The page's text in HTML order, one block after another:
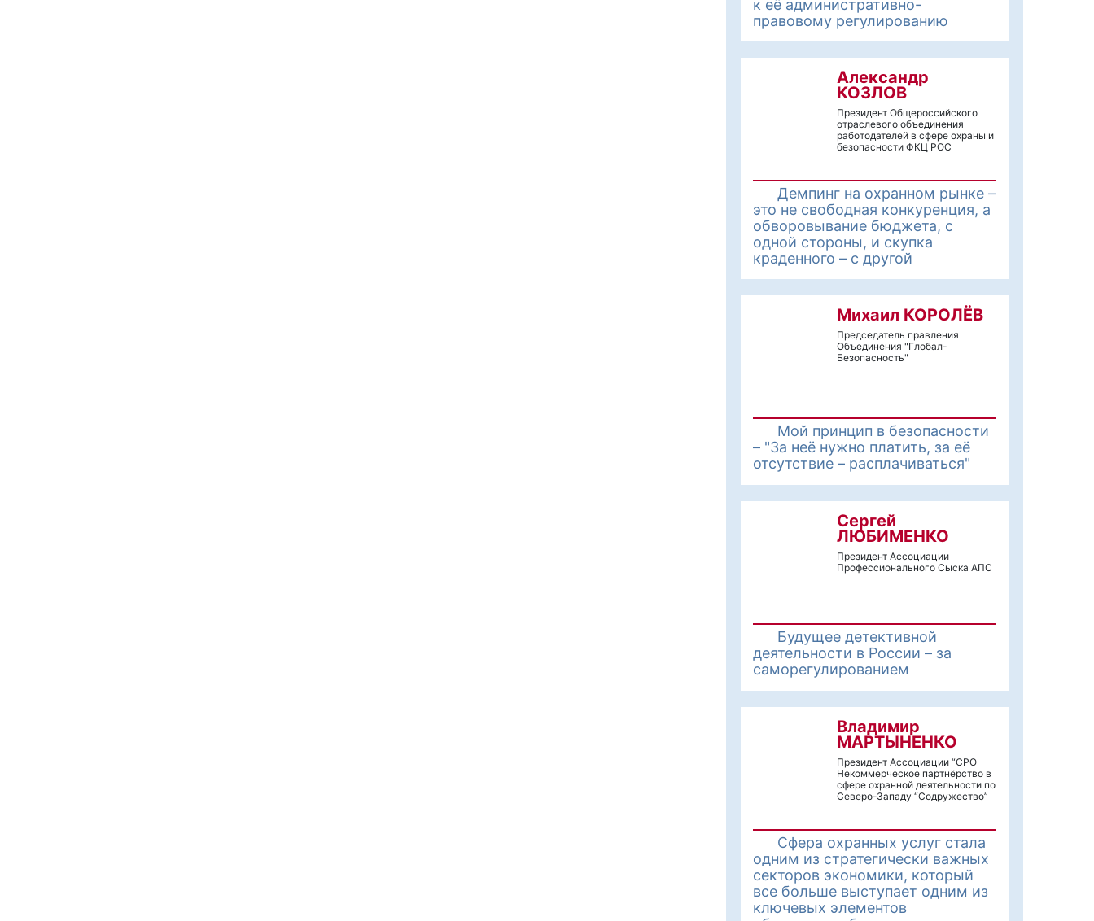
к её административно-
правовому регулированию
Александр
КОЗЛОВ
Президент Общероссийского
отраслевого объединения
работодателей в сфере охраны и
безопасности ФКЦ РОС
Демпинг на охранном рынке –
это не свободная конкуренция, а
обворовывание бюджета, с
одной стороны, и скупка
краденного – с другой
Михаил КОРОЛЁВ
Председатель правления
Объединения "Глобал-
Безопасность"
Мой принцип в безопасности
– "За неё нужно платить, за её
отсутствие – расплачиваться"
Сергей
ЛЮБИМЕНКО
Президент Ассоциации
Профессионального Сыска АПС
Будущее детективной
деятельности в России – за
саморегулированием
Владимир
МАРТЫНЕНКО
Президент Ассоциации “СРО
Некоммерческое партнёрство в
сфере охранной деятельности по
Северо-Западу “Содружество”
Сфера охранных услуг стала
одним из стратегически важных
секторов экономики, который
все больше выступает одним из
ключевых элементов